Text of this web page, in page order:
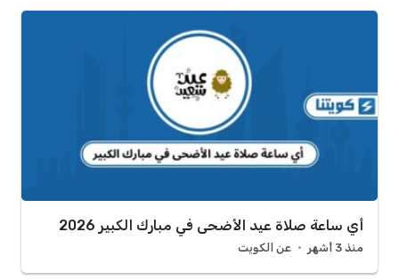
أي ساعة صلاة عيد الأضحى في مبارك الكبير 2026
منذ 3 أشهر عن الكويت